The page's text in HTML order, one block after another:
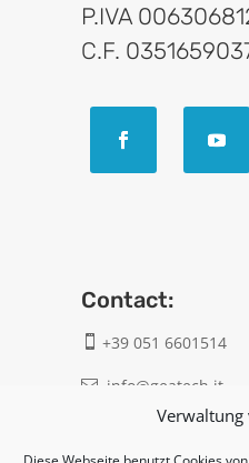
Verwaltung
P.IVA
C.F.
Contact:
 +39 051 6601514
 info@geatech.it